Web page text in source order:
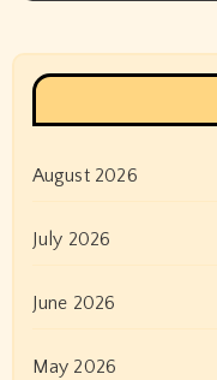
August 2026
July 2026
June 2026
May 2026